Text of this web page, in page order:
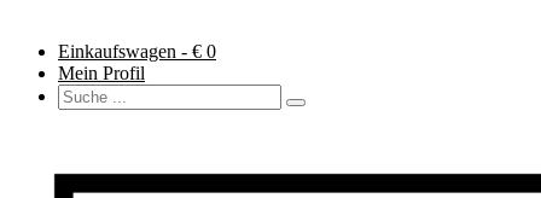
Einkaufswagen - € 0
Mein Profil